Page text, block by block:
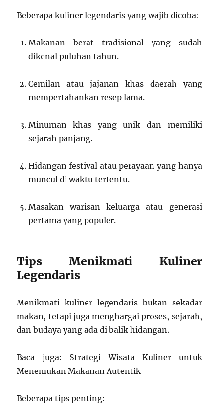
Beberapa kuliner legendaris yang wajib dicoba:
Makanan berat tradisional yang sudah
dikenal puluhan tahun.
Cemilan atau jajanan khas daerah yang
mempertahankan resep lama.
Minuman khas yang unik dan memiliki
sejarah panjang.
Hidangan festival atau perayaan yang hanya
muncul di waktu tertentu.
Masakan warisan keluarga atau generasi
pertama yang populer.
Tips Menikmati Kuliner
Legendaris
Menikmati kuliner legendaris bukan sekadar
makan, tetapi juga menghargai proses, sejarah,
dan budaya yang ada di balik hidangan.
Baca juga: Strategi Wisata Kuliner untuk
Menemukan Makanan Autentik
Beberapa tips penting: